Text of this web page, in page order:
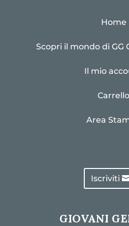
Home
Scopri il mondo di GG
Il mio
Carrello
Area
Iscriviti
GIOVANI